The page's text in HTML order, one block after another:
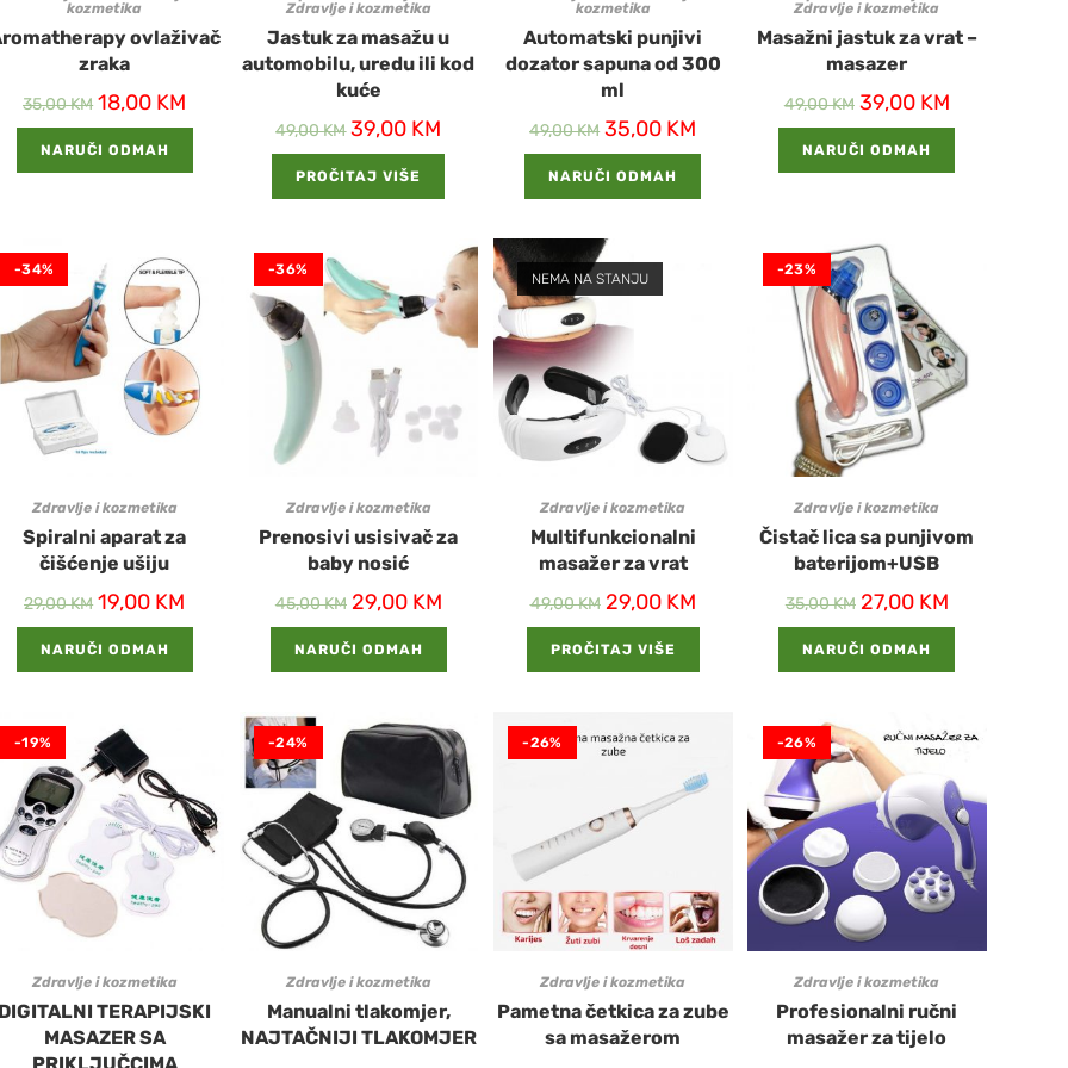
kozmetika
ovlaživač
zraka
35,00KM 18,00 KM
NARUČI ODMAH
Zdravlje i kozmetika
Jastuk za masažu u
automobilu, uredu ili kod
kuće
49,00KM 39,00 KM
PROČITAJ VIŠE
kozmetika
Automatski punjivi
dozator sapuna od 300
ml
49,00KM 35,00 KM
NARUČI ODMAH
Zdravlje i kozmetika
Masažni jastuk za vrat –
masazer
49,00KM 39,00 KM
NARUČI ODMAH
-34%
Zdravlje i kozmetika
Spiralni aparat za
čišćenje ušiju
29,00KM 19,00 KM
NARUČI ODMAH
-36%
Zdravlje i kozmetika
Prenosivi usisivač za
baby nosić
45,00KM 29,00 KM
NARUČI ODMAH
NEMA NA STANJU
Zdravlje i kozmetika
Multifunkcionalni
masažer za vrat
49,00KM 29,00 KM
PROČITAJ VIŠE
-23%
Zdravlje i kozmetika
Čistač lica sa punjivom
baterijom+USB
35,00KM 27,00 KM
NARUČI ODMAH
-19%
Zdravlje i kozmetika
TERAPIJSKI
MASAZER SA
PRIKLJUČCIMA
-24%
Zdravlje i kozmetika
Manualni tlakomjer,
NAJTAČNIJI TLAKOMJER
-26%
Zdravlje i kozmetika
Pametna četkica za zube
sa masažerom
-26%
Zdravlje i kozmetika
Profesionalni ručni
masažer za tijelo